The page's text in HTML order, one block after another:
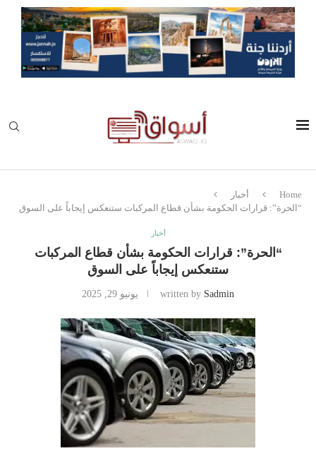
Home
أخبار
“الحرة”: قرارات الحكومة بشأن قطاع المركبات ستنعكس إيجاباً على السوق
أخبار
“الحرة”: قرارات الحكومة بشأن قطاع المركبات
ستنعكس إيجاباً على السوق
written by Sadmin يونيو 29, 2025